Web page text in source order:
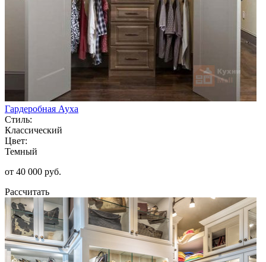
Гардеробная Ауха
Стиль:
Классический
Цвет:
Темный
от 40 000 руб.
Рассчитать